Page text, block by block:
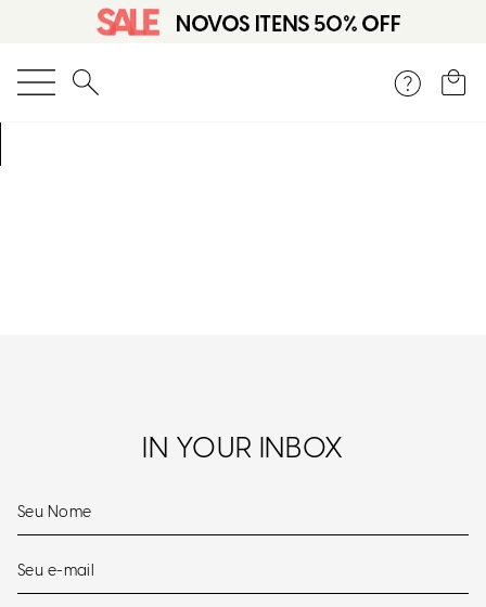
O que você está procurando?
IN YOUR INBOX